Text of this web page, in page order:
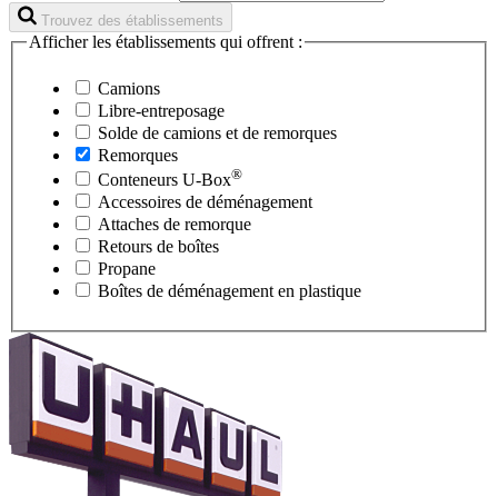
Trouvez des établissements
Afficher les établissements qui offrent :
Camions
Libre-entreposage
Solde de camions et de remorques
Remorques
Conteneurs U-Box®
Accessoires de déménagement
Attaches de remorque
Retours de boîtes
Propane
Boîtes de déménagement en plastique